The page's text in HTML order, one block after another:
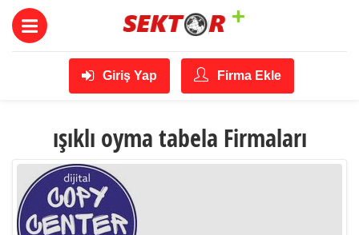
Giriş Yap Firma Ekle
ışıklı oyma tabela Firmaları